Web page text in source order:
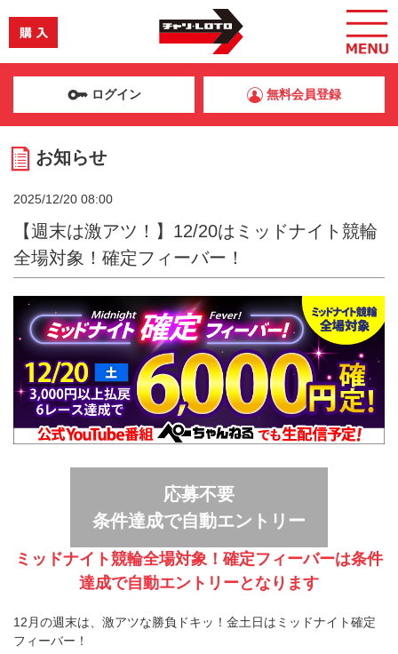
ログイン 無料会員登録
お知らせ
2025/12/20 08:00
【週末は激アツ！】12/20はミッドナイト競輪
全場対象！確定フィーバー！
応募不要
条件達成で自動エントリー
ミッドナイト競輪全場対象！確定フィーバーは条件
達成で自動エントリーとなります
12月の週末は、激アツな勝負ドキッ！金土日はミッドナイト確定
フィーバー！